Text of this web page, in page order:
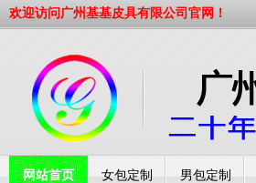
欢迎访问广州基基皮具有限公司官网！
网站首页 女包定制 男包定制